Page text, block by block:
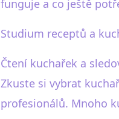
funguje a co ještě
Studium receptů a
Čtení kuchařek a
Zkuste si vybrat
profesionálů. Mnoho